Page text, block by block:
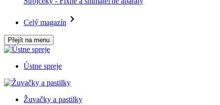
Celý magazín
Přejít na menu
Ústne spreje
Žuvačky a pastilky